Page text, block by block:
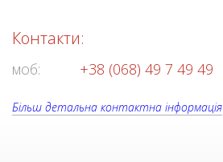
Контакти:
моб: +38 (068) 49 7 49 49
Більш детальна контактна інформація